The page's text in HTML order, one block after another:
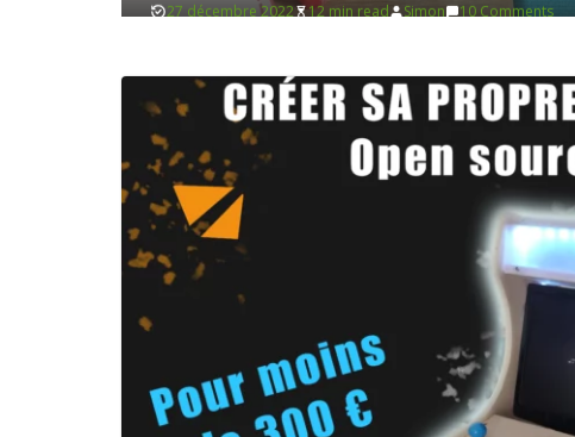
BONS-PLANS-DOMOTIQUE
Domotiser son chauffage
avec Heatzy
1 décembre 2022 6 min read 1 Comment